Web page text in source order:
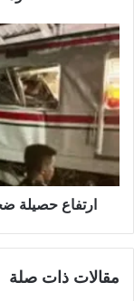
ارتفاع حصيلة
مقالات ذات صلة